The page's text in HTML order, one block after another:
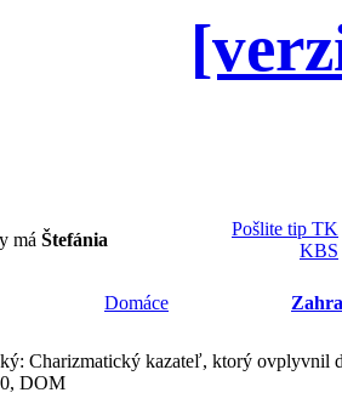
má Štefánia
Pošlite tip TK
KBS
Domáce
Charizmatický kazateľ, ktorý ovplyvnil
DOM